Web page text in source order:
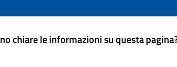
chiare le informazioni su questa